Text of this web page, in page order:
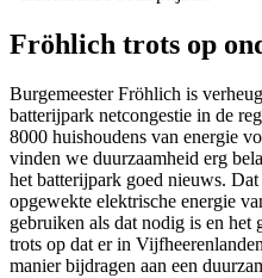
Fröhlich trots op
Burgemeester Fröhlich is
batterijpark netcongestie in de
8000 huishoudens van energie
vinden we duurzaamheid erg
het batterijpark goed nieuws.
opgewekte elektrische energie
gebruiken als dat nodig is en het
trots op dat er in
manier bijdragen aan een